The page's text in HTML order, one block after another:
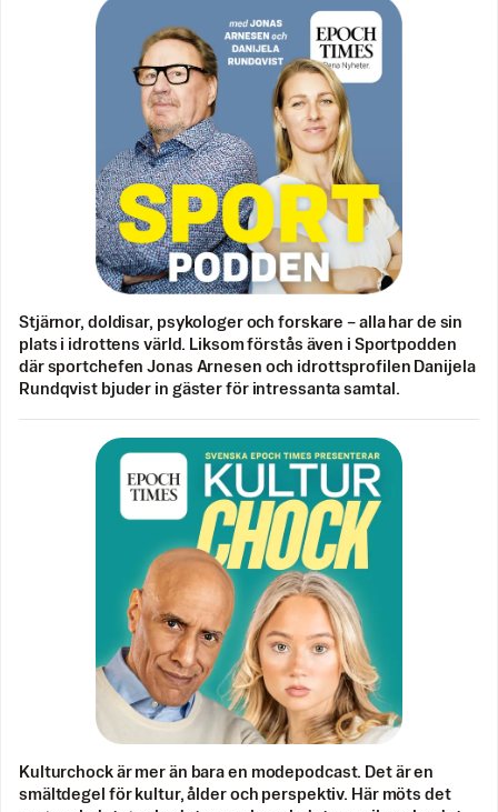
Stjärnor, doldisar, psykologer och forskare – alla har de sin
plats i idrottens värld. Liksom förstås även i Sportpodden
där sportchefen Jonas Arnesen och idrottsprofilen Danijela
Rundqvist bjuder in gäster för intressanta samtal.
Kulturchock är mer än bara en modepodcast. Det är en
smältdegel för kultur, ålder och perspektiv. Här möts det